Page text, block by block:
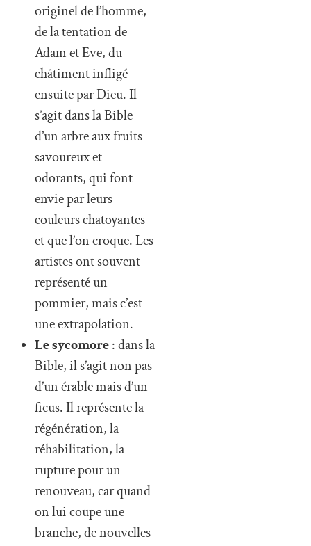
originel de l’homme,
de la tentation de
Adam et Eve, du
châtiment infligé
ensuite par Dieu. Il
s’agit dans la Bible
d’un arbre aux fruits
savoureux et
odorants, qui font
envie par leurs
couleurs chatoyantes
et que l’on croque. Les
artistes ont souvent
représenté un
pommier, mais c’est
une extrapolation.
Le sycomore: dans la
Bible, il s’agit non pas
d’un érable mais d’un
ficus. Il représente la
régénération, la
réhabilitation, la
rupture pour un
renouveau, car quand
on lui coupe une
branche, de nouvelles